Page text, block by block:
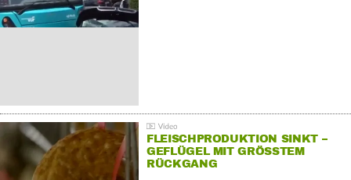
FLEISCHPRODUKTION SINKT –
GEFLÜGEL MIT GRÖSSTEM R
ÜCKGANG